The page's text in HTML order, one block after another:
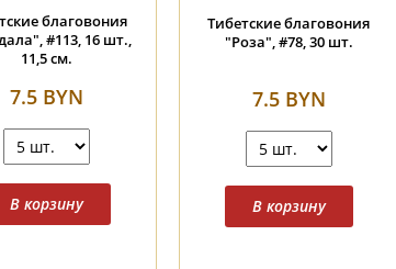
конусные
"Роза" #255, 25
конусов.
7.5 BYN
Непальские конусные
благовония "Зеленая
7.5 BYN